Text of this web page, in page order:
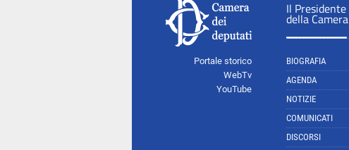
Portale storico
WebTv
YouTube
Il Presidente
della Camera
BIOGRAFIA
AGENDA
NOTIZIE
COMUNICATI
DISCORSI